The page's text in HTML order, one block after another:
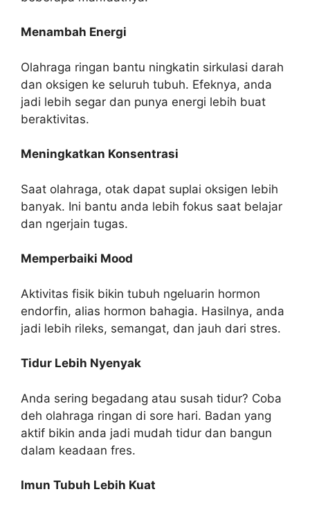
Menambah Energi
Olahraga ringan bantu ningkatin sirkulasi darah
dan oksigen ke seluruh tubuh. Efeknya, anda
jadi lebih segar dan punya energi lebih buat
beraktivitas.
Meningkatkan Konsentrasi
Saat olahraga, otak dapat suplai oksigen lebih
banyak. Ini bantu anda lebih fokus saat belajar
dan ngerjain tugas.
Memperbaiki Mood
Aktivitas fisik bikin tubuh ngeluarin hormon
endorfin, alias hormon bahagia. Hasilnya, anda
jadi lebih rileks, semangat, dan jauh dari stres.
Tidur Lebih Nyenyak
Anda sering begadang atau susah tidur? Coba
deh olahraga ringan di sore hari. Badan yang
aktif bikin anda jadi mudah tidur dan bangun
dalam keadaan fres.
Imun Tubuh Lebih Kuat